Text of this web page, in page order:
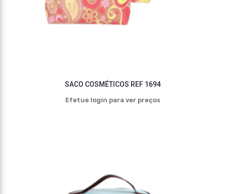
SACO COSMÉTICOS REF 1694
Efetue login para ver preços